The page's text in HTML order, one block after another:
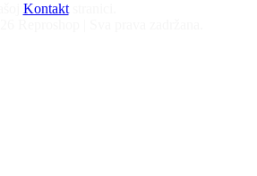
Kontaktstranici.